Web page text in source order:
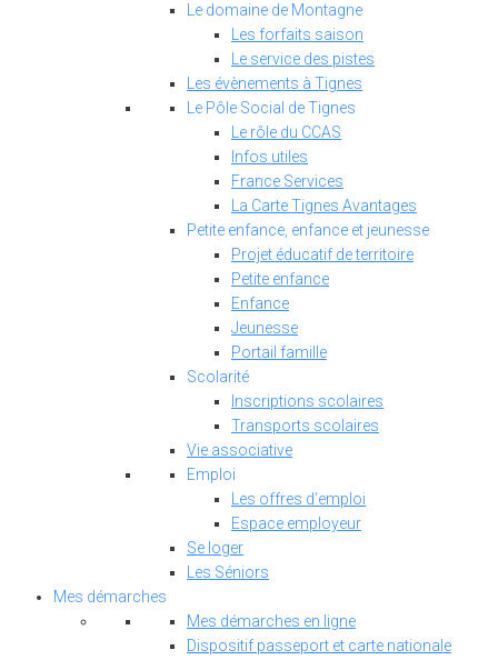
Le domaine de Montagne
Les forfaits saison
Le service des pistes
Les évènements à Tignes
Le Pôle Social de Tignes
Le rôle du CCAS
Infos utiles
France Services
La Carte Tignes Avantages
Petite enfance, enfance et jeunesse
Projet éducatif de territoire
Petite enfance
Enfance
Jeunesse
Portail famille
Scolarité
Inscriptions scolaires
Transports scolaires
Vie associative
Emploi
Les offres d’emploi
Espace employeur
Se loger
Les Séniors
Mes démarches
Mes démarches en ligne
Dispositif passeport et carte nationale